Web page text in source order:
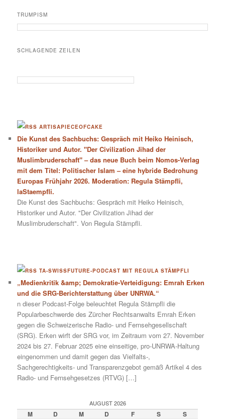
TRUMPISM
SCHLAGENDE ZEILEN
ARTISAPIECEOFCAKE
Die Kunst des Sachbuchs: Gespräch mit Heiko Heinisch,
Historiker und Autor. "Der Civilization Jihad der
Muslimbruderschaft" – das neue Buch beim Nomos-Verlag
mit dem Titel: Politischer Islam – eine hybride Bedrohung
Europas Frühjahr 2026. Moderation: Regula Stämpfli,
laStaempfli.
Die Kunst des Sachbuchs: Gespräch mit Heiko Heinisch,
Historiker und Autor. "Der Civilization Jihad der
Muslimbruderschaft". Von Regula Stämpfli.
TA-SWISSFUTURE-PODCAST MIT REGULA STÄMPFLI
„Medienkritik &amp; Demokratie-Verteidigung: Emrah Erken
und die SRG-Berichterstattung über UNRWA.“
n dieser Podcast-Folge beleuchtet Regula Stämpfli die
Popularbeschwerde des Zürcher Rechtsanwalts Emrah Erken
gegen die Schweizerische Radio- und Fernsehgesellschaft
(SRG). Erken wirft der SRG vor, im Zeitraum vom 27. November
2024 bis 27. Februar 2025 eine einseitige, pro-UNRWA-Haltung
eingenommen und damit gegen das Vielfalts-,
Sachgerechtigkeits- und Transparenzgebot gemäß Artikel 4 des
Radio- und Fernsehgesetzes (RTVG) […]
AUGUST 2026
M D M D F S S